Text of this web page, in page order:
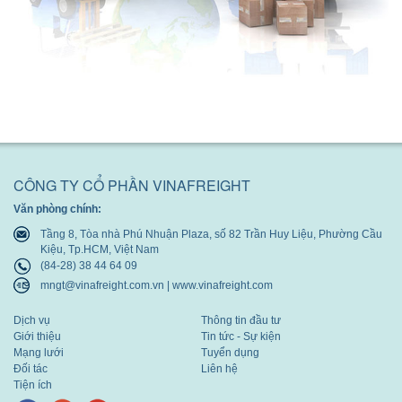
CÔNG TY CỔ PHẦN VINAFREIGHT
Văn phòng chính:
Tầng 8, Tòa nhà Phú Nhuận Plaza, số 82 Trần Huy Liệu, Phường Cầu
Kiệu, Tp.HCM, Việt Nam
(84-28) 38 44 64 09
mngt@vinafreight.com.vn | www.vinafreight.com
Dịch vụ
Giới thiệu
Mạng lưới
Đối tác
Tiện ích
Thông tin đầu tư
Tin tức - Sự kiện
Tuyển dụng
Liên hệ